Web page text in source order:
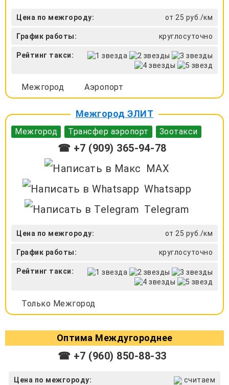
Цена по межгороду: от 25 руб./км
График работы: круглосуточно
Рейтинг такси:
Межгород Аэропорт
Межгород ЭЛИТ
Межгород Трансфер аэропорт Зоотакси
☎ +7 (909) 365-94-78
MAX
Whatsapp
Telegram
Цена по межгороду: от 25 руб./км
График работы: круглосуточно
Рейтинг такси:
Только Межгород
Оптима Междугороднее
☎ +7 (960) 850-88-33
Цена по межгороду: считаем